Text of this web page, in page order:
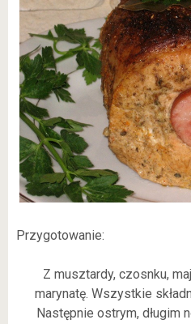
Przygotowanie:
Z musztardy, czosnku,
marynatę. Wszystkie
Następnie ostrym, długim